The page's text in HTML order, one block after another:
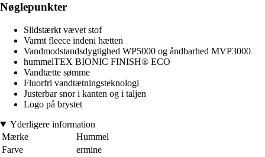
Nøglepunkter
Slidstærkt vævet stof
Varmt fleece indeni hætten
Vandmodstandsdygtighed WP5000 og åndbarhed MVP3000
hummelTEX BIONIC FINISH® ECO
Vandtætte sømme
Fluorfri vandtætningsteknologi
Justerbar snor i kanten og i taljen
Logo på brystet
Yderligere information
Mærke
Hummel
Farve
ermine